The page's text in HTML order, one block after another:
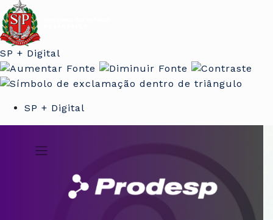
SP + Digital
SP + Digital